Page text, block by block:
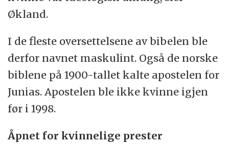
Økland.
I de fleste oversettelsene av bibelen ble
derfor navnet maskulint. Også de norske
biblene på 1900-tallet kalte apostelen for
Junias. Apostelen ble ikke kvinne igjen
før i 1998.
Åpnet for kvinnelige prester